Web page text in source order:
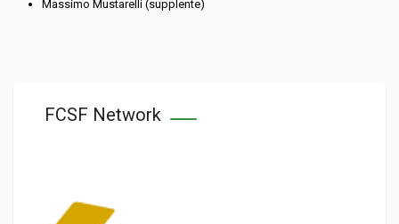
Massimo Mustarelli (supplente)
FCSF Network